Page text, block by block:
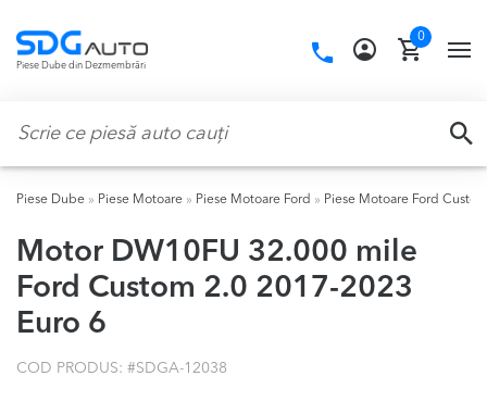
navigation
content
Piese Dube din Dezmembrări
Call
0
Piese Dube » Piese Motoare » Piese Motoare Ford » Piese Motoare Ford
Motor DW10FU 32.000 mile
Ford Custom 2.0 2017-2023
Euro 6
COD PRODUS: #SDGA-12038